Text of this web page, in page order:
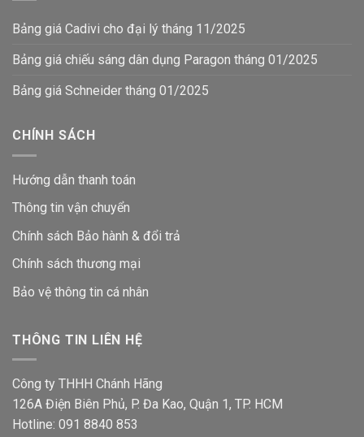
Bảng giá Cadivi cho đại lý tháng 11/2025
Bảng giá chiếu sáng dân dụng Paragon tháng 01/2025
Bảng giá Schneider tháng 01/2025
CHÍNH SÁCH
Hướng dẫn thanh toán
Thông tin vận chuyển
Chính sách Bảo hành & đổi trả
Chính sách thương mại
Bảo vệ thông tin cá nhân
THÔNG TIN LIÊN HỆ
Công ty THHH Chánh Hãng
126A Điện Biên Phủ, P. Đa Kao, Quận 1, TP. HCM
Hotline: 091 8840 853